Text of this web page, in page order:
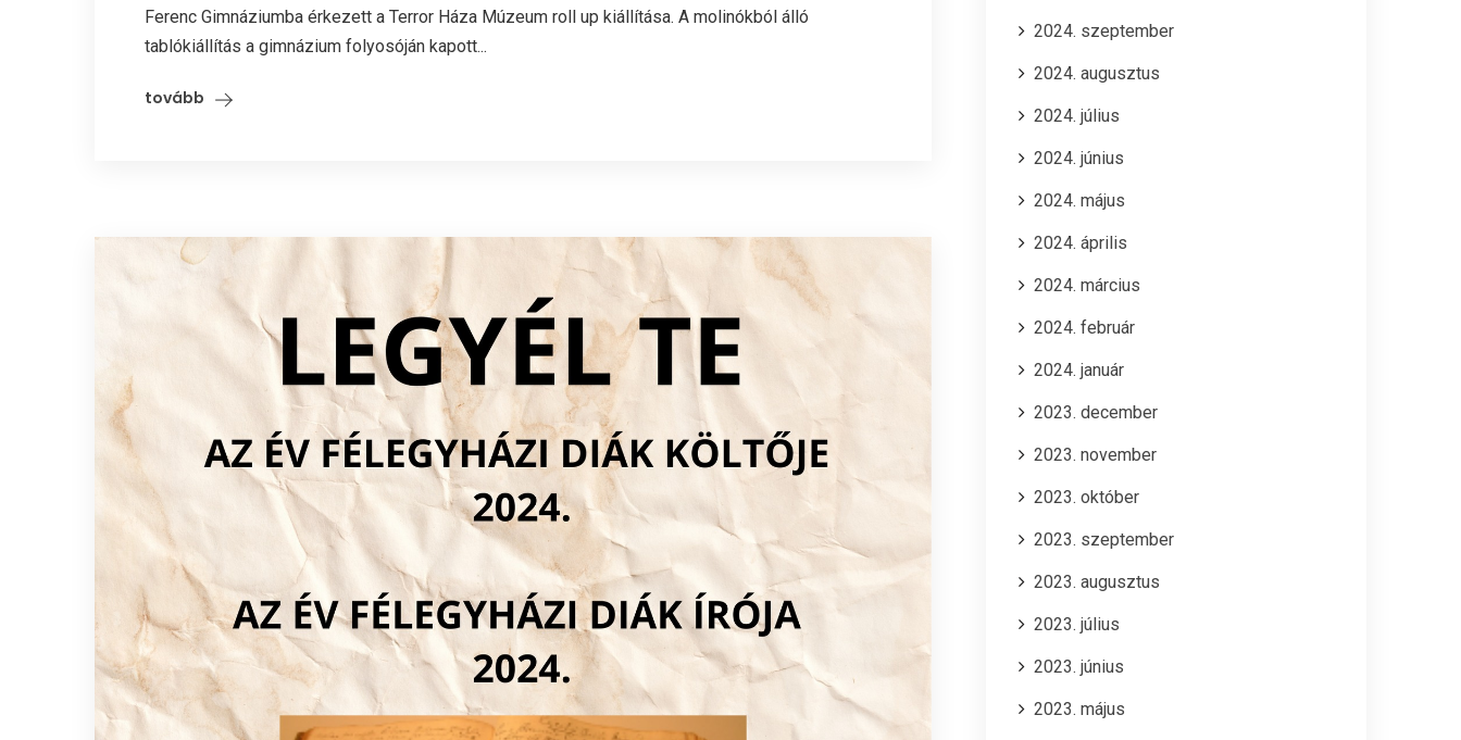
Ferenc Gimnáziumba érkezett a Terror Háza Múzeum roll up kiállítása. A molinókból álló
tablókiállítás a gimnázium folyosóján kapott...
tovább
2024. szeptember
2024. augusztus
2024. július
2024. június
2024. május
2024. április
2024. március
2024. február
2024. január
2023. december
2023. november
2023. október
2023. szeptember
2023. augusztus
2023. július
2023. június
2023. május